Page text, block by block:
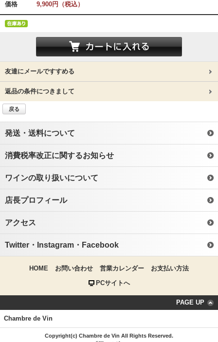
価格 9,900円（税込）
友達にメールですすめる
返品の条件につきまして
戻る
発送・送料について
消費税率改正に関するお知らせ
ワインの取り扱いについて
店長プロフィール
アクセス
Twitter・Instagram・Facebook
HOME お問い合わせ 営業カレンダー
お支払い方法
PCサイトへ
PAGE UP
Chambre de Vin
Copyright(c) Chambre de Vin All Rights Reserved.